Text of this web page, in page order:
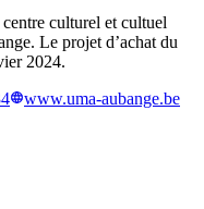
culturel et cultuel
Le projet d’achat du
2024.
www.uma-aubange.be